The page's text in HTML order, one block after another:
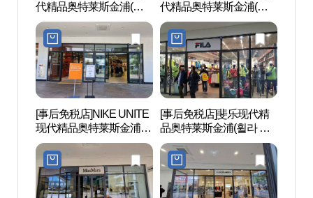
代精品奥特莱斯金浦(폴
로랄프로렌 현대프리미
엄아울렛 김포점)
代精品奥特莱斯金浦(아
디다스 현대프리미엄아
울렛 김포점)
[事后免税店]NIKE UNITE
现代精品奥特莱斯金浦店
(나이키유나이트 현대프
리미엄아울렛 김포점)
[事后免税店]斐乐现代精
品奥特莱斯金浦(휠라 현
대프리미엄아울렛 김포
점)